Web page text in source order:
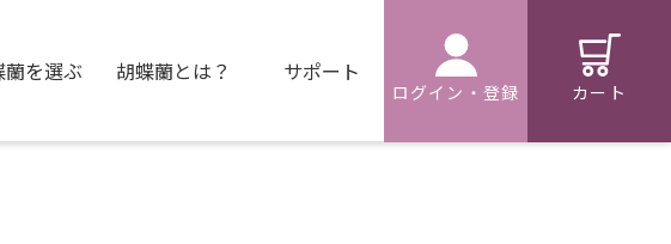
を選ぶ 胡蝶蘭とは？ サポート
ログイン・登録 カート